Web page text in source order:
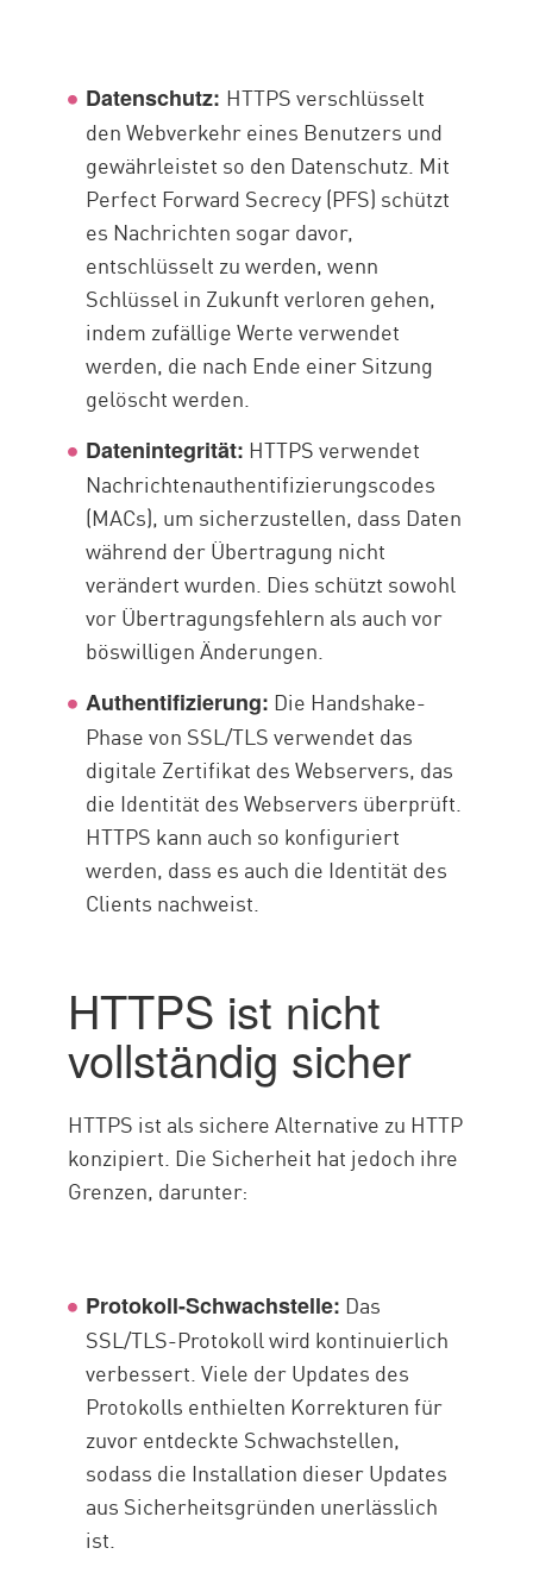
Datenschutz: HTTPS verschlüsselt
den Webverkehr eines Benutzers und
gewährleistet so den Datenschutz. Mit
Perfect Forward Secrecy (PFS) schützt
es Nachrichten sogar davor,
entschlüsselt zu werden, wenn
Schlüssel in Zukunft verloren gehen,
indem zufällige Werte verwendet
werden, die nach Ende einer Sitzung
gelöscht werden.
Datenintegrität: HTTPS verwendet
Nachrichtenauthentifizierungscodes
(MACs), um sicherzustellen, dass Daten
während der Übertragung nicht
verändert wurden. Dies schützt sowohl
vor Übertragungsfehlern als auch vor
böswilligen Änderungen.
Authentifizierung: Die Handshake-
Phase von SSL/TLS verwendet das
digitale Zertifikat des Webservers, das
die Identität des Webservers überprüft.
HTTPS kann auch so konfiguriert
werden, dass es auch die Identität des
Clients nachweist.
HTTPS ist nicht
vollständig sicher
HTTPS ist als sichere Alternative zu HTTP
konzipiert. Die Sicherheit hat jedoch ihre
Grenzen, darunter:
Protokoll-Schwachstelle: Das
SSL/TLS-Protokoll wird kontinuierlich
verbessert. Viele der Updates des
Protokolls enthielten Korrekturen für
zuvor entdeckte Schwachstellen,
sodass die Installation dieser Updates
aus Sicherheitsgründen unerlässlich
ist.